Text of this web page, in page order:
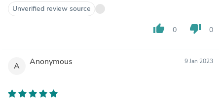
結果、窓の近くで読み込みも一瞬で完了し、なんとリビン
グでも使えて感動してます。
(まずは電波が繋がる事が第一で、画質云々は二の次三の
Unverified review source
thumb_up 0 thumb_down 0
A Anonymous 9 Jan 2023